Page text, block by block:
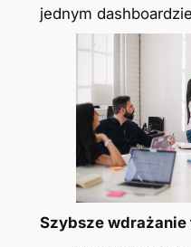
jednym
Szybsze wdrażanie